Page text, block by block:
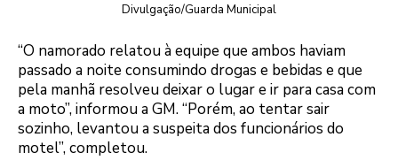
Divulgação/Guarda Municipal
“O namorado relatou à equipe que ambos haviam
passado a noite consumindo drogas e bebidas e que
pela manhã resolveu deixar o lugar e ir para casa com
a moto”, informou a GM. “Porém, ao tentar sair
sozinho, levantou a suspeita dos funcionários do
motel”, completou.